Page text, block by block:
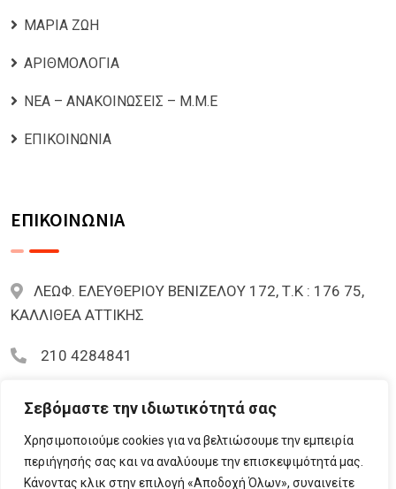
Σεβόμαστε την ιδιωτικότητά σας
Χρησιμοποιούμε cookies για να βελτιώσουμε την εμπειρία
περιήγησής σας και να αναλύουμε την επισκεψιμότητά μας.
Κάνοντας κλικ στην επιλογή «Αποδοχή Όλων», συναινείτε
ΜΑΡΙΑ ΖΩΗ
ΑΡΙΘΜΟΛΟΓΙΑ
ΝΕΑ – ΑΝΑΚΟΙΝΩΣΕΙΣ – Μ.Μ.Ε
ΕΠΙΚΟΙΝΩΝΙΑ
ΕΠΙΚΟΙΝΩΝΙΑ
ΛΕΩΦ. ΕΛΕΥΘΕΡΙΟΥ ΒΕΝΙΖΕΛΟΥ 172, Τ.Κ : 176 75,
ΚΑΛΛΙΘΕΑ ΑΤΤΙΚΗΣ
210 4284841
mariazoi.powernumbers@gmail.com